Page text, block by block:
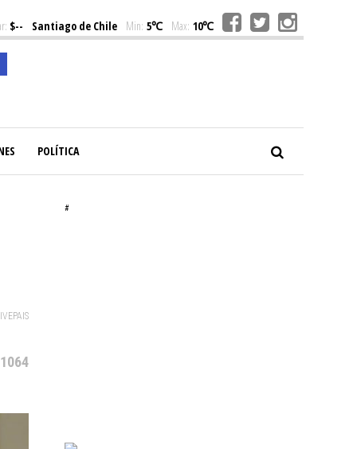
$-- Santiago de Chile Min: 5℃ Max: 10℃
POLÍTICA
#